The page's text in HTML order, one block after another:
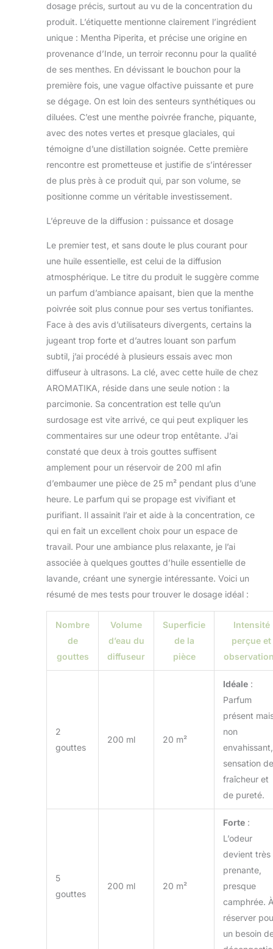
dosage précis, surtout au vu de la concentration du
produit. L’étiquette mentionne clairement l’ingrédient
unique : Mentha Piperita, et précise une origine en
provenance d’Inde, un terroir reconnu pour la qualité
de ses menthes. En dévissant le bouchon pour la
première fois, une vague olfactive puissante et pure
se dégage. On est loin des senteurs synthétiques ou
diluées. C’est une menthe poivrée franche, piquante,
avec des notes vertes et presque glaciales, qui
témoigne d’une distillation soignée. Cette première
rencontre est prometteuse et justifie de s’intéresser
de plus près à ce produit qui, par son volume, se
positionne comme un véritable investissement.
L’épreuve de la diffusion : puissance et dosage
Le premier test, et sans doute le plus courant pour
une huile essentielle, est celui de la diffusion
atmosphérique. Le titre du produit le suggère comme
un parfum d’ambiance apaisant, bien que la menthe
poivrée soit plus connue pour ses vertus tonifiantes.
Face à des avis d’utilisateurs divergents, certains la
jugeant trop forte et d’autres louant son parfum
subtil, j’ai procédé à plusieurs essais avec mon
diffuseur à ultrasons. La clé, avec cette huile de chez
AROMATIKA, réside dans une seule notion : la
parcimonie. Sa concentration est telle qu’un
surdosage est vite arrivé, ce qui peut expliquer les
commentaires sur une odeur trop entêtante. J’ai
constaté que deux à trois gouttes suffisent
amplement pour un réservoir de 200 ml afin
d’embaumer une pièce de 25 m² pendant plus d’une
heure. Le parfum qui se propage est vivifiant et
purifiant. Il assainit l’air et aide à la concentration, ce
qui en fait un excellent choix pour un espace de
travail. Pour une ambiance plus relaxante, je l’ai
associée à quelques gouttes d’huile essentielle de
lavande, créant une synergie intéressante. Voici un
résumé de mes tests pour trouver le dosage idéal :
Nombre
de
gouttes
Volume
d’eau du
diffuseur
Superficie
de la
pièce
Intensité
perçue et
2
gouttes
200 ml 20 m²
Idéale :
Parfum
présent
non
envahissant,
sensation de
fraîcheur et
de pureté.
5
gouttes
200 ml 20 m²
Forte :
L’odeur
devient très
prenante,
presque
camphrée.
réserver
un besoin